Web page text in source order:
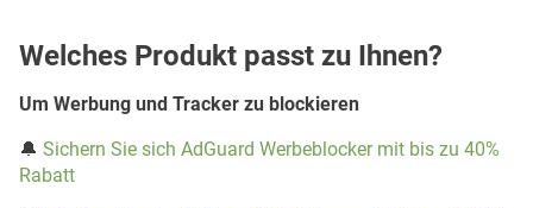
Welches Produkt passt zu Ihnen?
Um Werbung und Tracker zu blockieren
🔔 Sichern Sie sich AdGuard Werbeblocker mit bis zu 40%
Rabatt